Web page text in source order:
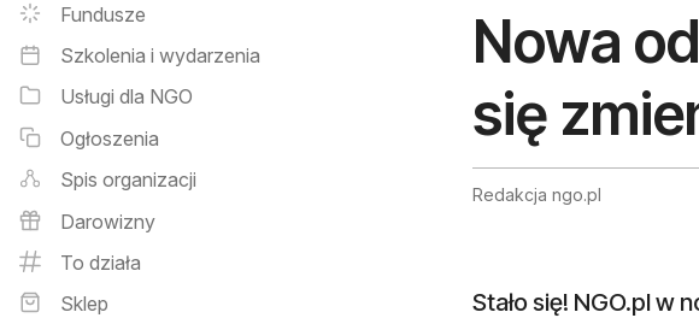
Fundusze
Szkolenia i wydarzenia
Usługi dla NGO
Ogłoszenia
Spis organizacji
Darowizny
To działa
Sklep
Nowa
się
Redakcja ngo.pl
Stało się! NGO.pl w